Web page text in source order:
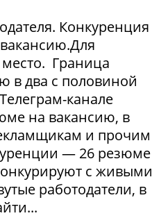
Конкуренция
Граница
в два с половиной
канале
на вакансию, в
и прочим
— 26 резюме
с живыми
работодатели, в